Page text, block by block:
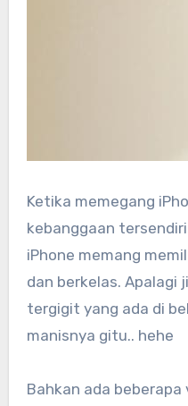
Ketika memegang
kebanggaan
iPhone memang
dan berkelas. Apalagi
tergigit yang ada di
manisnya gitu.. hehe
Bahkan ada